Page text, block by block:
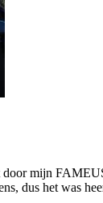
door mijn
dus het was